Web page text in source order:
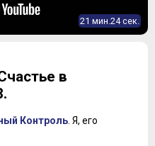
21 мин.24 сек.
в
Контроль . Я, его